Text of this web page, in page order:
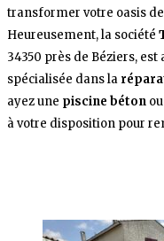
transformer votre oasis
Heureusement, la société
34350 près de Béziers,
spécialisée dans la
ayez une piscine béton
à votre disposition pour